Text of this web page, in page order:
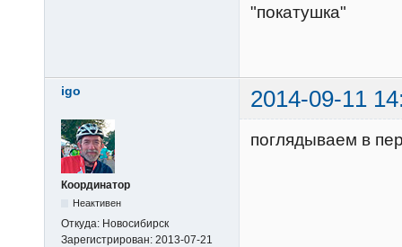
"покатушка"
igo 2014-09-11
Координатор
Неактивен
Откуда: Новосибирск
Зарегистрирован: 2013-07-21
поглядываем в